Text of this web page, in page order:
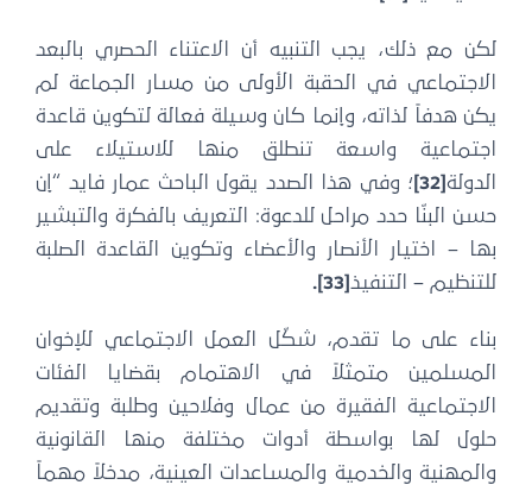
لكن مع ذلك، يجب التنبيه أن الاعتناء الحصري بالبعد
الاجتماعي في الحقبة الأولى من مسار الجماعة لم
يكن هدفاً لذاته، وإنما كان وسيلة فعالة لتكوين قاعدة
اجتماعية واسعة تنطلق منها للاستيلاء على
الدولة[32]
؛ وفي هذا الصدد يقول الباحث عمار فايد “إن
حسن البنّا حدد مراحل للدعوة: التعريف بالفكرة والتبشير
بها – اختيار الأنصار والأعضاء وتكوين القاعدة الصلبة
للتنظيم – التنفيذ [33]
.
بناء على ما تقدم، شكّل العمل الاجتماعي للإخوان
المسلمين متمثلاً في الاهتمام بقضايا الفئات
الاجتماعية الفقيرة من عمال وفلاحين وطلبة وتقديم
حلول لها بواسطة أدوات مختلفة منها القانونية
والمهنية والخدمية والمساعدات العينية، مدخلاً مهماً